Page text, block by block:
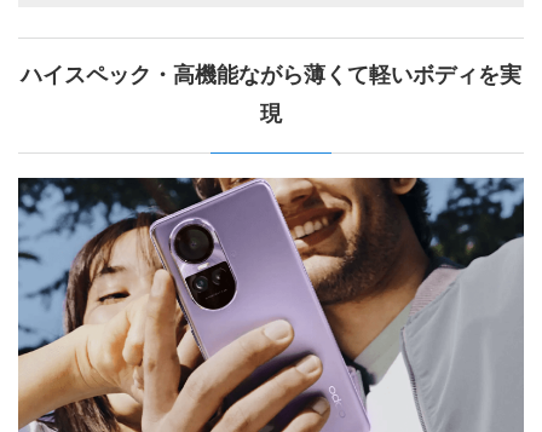
ハイスペック・高機能ながら薄くて軽いボディを実
現